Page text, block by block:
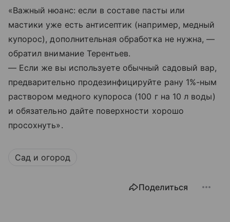
«Важный нюанс: если в составе пасты или
мастики уже есть антисептик (например, медный
купорос), дополнительная обработка не нужна, —
обратил внимание Терентьев.
— Если же вы используете обычный садовый вар,
предварительно продезинфицируйте рану 1%-ным
раствором медного купороса (100 г на 10 л воды)
и обязательно дайте поверхности хорошо
просохнуть».
Сад и огород
Поделиться